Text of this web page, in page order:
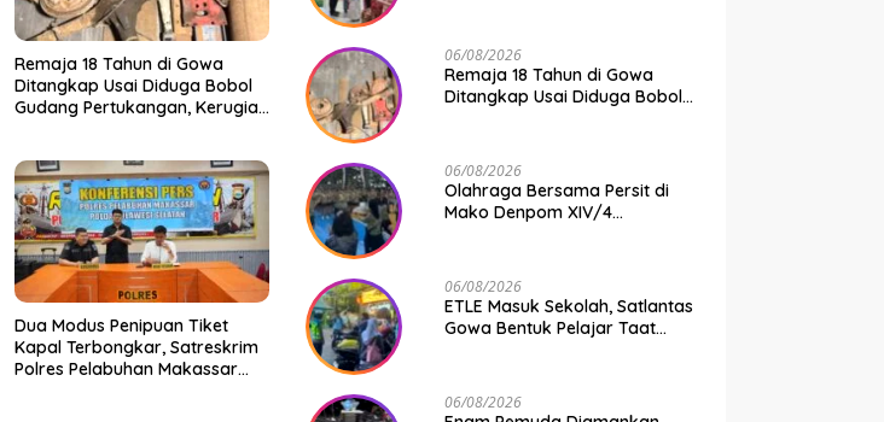
Remaja 18 Tahun di Gowa
Ditangkap Usai Diduga Bobol
Gudang Pertukangan, Kerugian
Dua Modus Penipuan Tiket
Kapal Terbongkar, Satreskrim
Polres Pelabuhan Makassar
Pernikahan
06/08/2026
Remaja 18 Tahun di Gowa
Ditangkap Usai Diduga Bobol
06/08/2026
Olahraga Bersama Persit di
Mako Denpom XIV/4
Pertambahan Usia
06/08/2026
ETLE Masuk Sekolah, Satlantas
Gowa Bentuk Pelajar Taat
06/08/2026